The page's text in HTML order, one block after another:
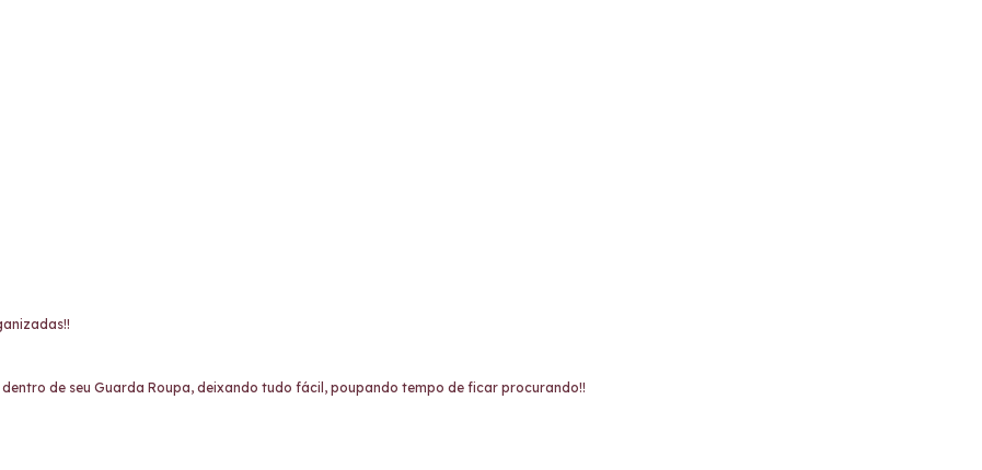
de seu Guarda Roupa, deixando tudo fácil, poupando tempo de ficar procurando!!